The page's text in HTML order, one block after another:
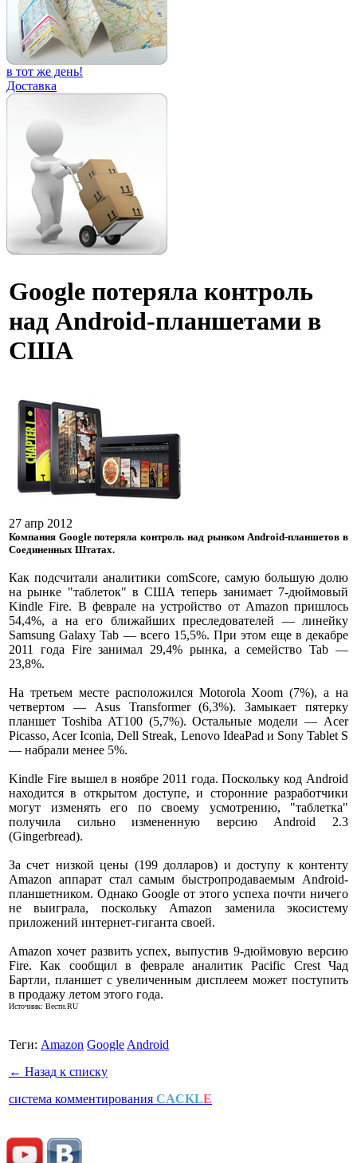
в тот же день!
Доставка
Google потеряла контроль
над Android-планшетами в
США
27 апр 2012
Компания Google потеряла контроль над рынком Android-планшетов в
Соединенных Штатах.
Как подсчитали аналитики comScore, самую большую долю
на рынке "таблеток" в США теперь занимает 7-дюймовый
Kindle Fire. В феврале на устройство от Amazon пришлось
54,4%, а на его ближайших преследователей — линейку
Samsung Galaxy Tab — всего 15,5%. При этом еще в декабре
2011 года Fire занимал 29,4% рынка, а семейство Tab —
23,8%.
На третьем месте расположился Motorola Xoom (7%), а на
четвертом — Asus Transformer (6,3%). Замыкает пятерку
планшет Toshiba AT100 (5,7%). Остальные модели — Acer
Picasso, Acer Iconia, Dell Streak, Lenovo IdeaPad и Sony Tablet S
— набрали менее 5%.
Kindle Fire вышел в ноябре 2011 года. Поскольку код Android
находится в открытом доступе, и сторонние разработчики
могут изменять его по своему усмотрению, "таблетка"
получила сильно измененную версию Android 2.3
(Gingerbread).
За счет низкой цены (199 долларов) и доступу к контенту
Amazon аппарат стал самым быстропродаваемым Android-
планшетником. Однако Google от этого успеха почти ничего
не выиграла, поскольку Amazon заменила экосистему
приложений интернет-гиганта своей.
Amazon хочет развить успех, выпустив 9-дюймовую версию
Fire. Как сообщил в феврале аналитик Pacific Crest Чад
Бартли, планшет с увеличенным дисплеем может поступить
в продажу летом этого года.
Источник: Вести.RU
Теги: Amazon GoogleAndroid
← Назад к списку
система комментирования CACKLE